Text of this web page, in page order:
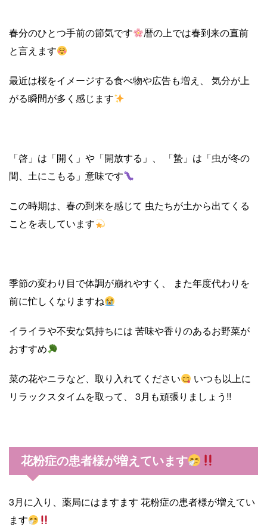
春分のひとつ手前の節気です
暦の上では春到来の直前
と言えます
最近は桜をイメージする食べ物や広告も増え、 気分が上
がる瞬間が多く感じます
「啓」は「開く」や「開放する」、 「蟄」は「虫が冬の
間、土にこもる」意味です
この時期は、春の到来を感じて 虫たちが土から出てくる
ことを表しています
季節の変わり目で体調が崩れやすく、 また年度代わりを
前に忙しくなりますね
イライラや不安な気持ちには 苦味や香りのあるお野菜が
おすすめ
菜の花やニラなど、取り入れてください
いつも以上に
リラックスタイムを取って、 3月も頑張りましょう!!
花粉症の患者様が増えています
3月に入り、薬局にはますます 花粉症の患者様が増えてい
ます